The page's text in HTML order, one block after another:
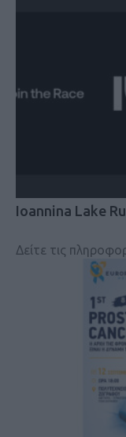
Ioannina Lake
Δείτε τις